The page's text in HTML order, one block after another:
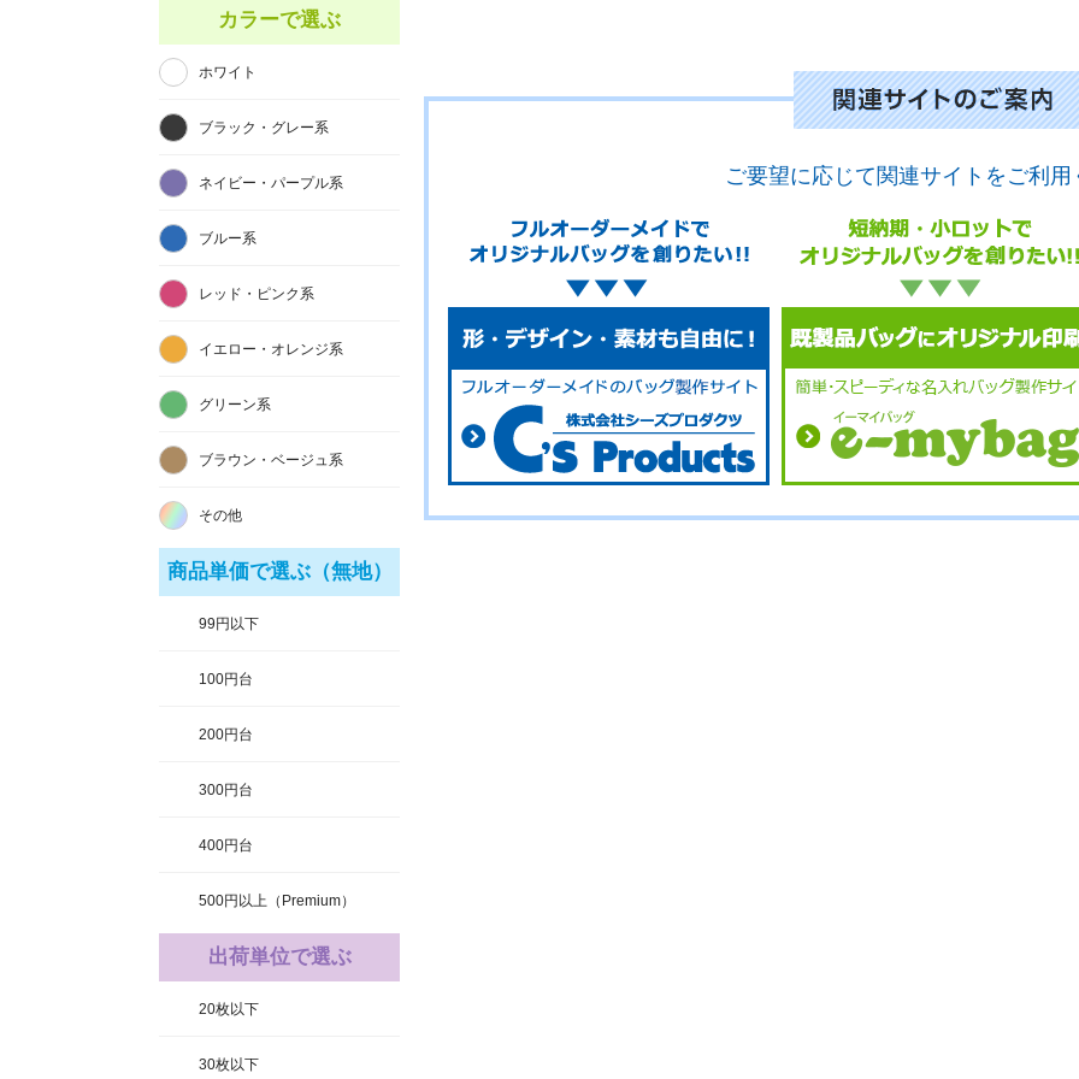
ご要望に応じて関連サイトをご利用
カラーで選ぶ
ホワイト
ブラック・グレー系
ネイビー・パープル系
ブルー系
レッド・ピンク系
イエロー・オレンジ系
グリーン系
ブラウン・ベージュ系
その他
商品単価で選ぶ（無地）
99円以下
100円台
200円台
300円台
400円台
500円以上（Premium）
出荷単位で選ぶ
20枚以下
30枚以下